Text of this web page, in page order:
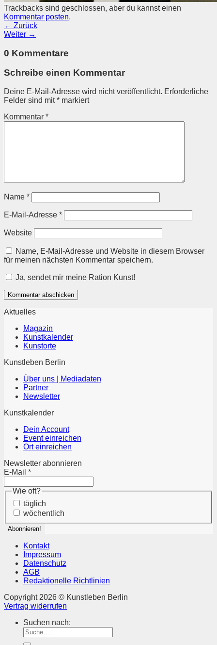
Trackbacks sind geschlossen, aber du kannst einen
Kommentar posten.
← Zurück
Weiter →
0 Kommentare
Schreibe einen Kommentar
Deine E-Mail-Adresse wird nicht veröffentlicht. Erforderliche
Felder sind mit* markiert
Kommentar *
Name *
E-Mail-Adresse *
Website
Name, E-Mail-Adresse und Website in diesem Browser
für meinen nächsten Kommentar speichern.
Ja, sendet mir meine Ration Kunst!
Aktuelles
Magazin
Kunstkalender
Kunstorte
Kunstleben Berlin
Über uns | Mediadaten
Partner
Newsletter
Kunstkalender
Dein Account
Event einreichen
Ort einreichen
Newsletter abonnieren
E-Mail *
Wie oft?
täglich
wöchentlich
Kontakt
Impressum
Datenschutz
AGB
Redaktionelle Richtlinien
Copyright 2026 © Kunstleben Berlin
Vertrag widerrufen
Suchen nach: